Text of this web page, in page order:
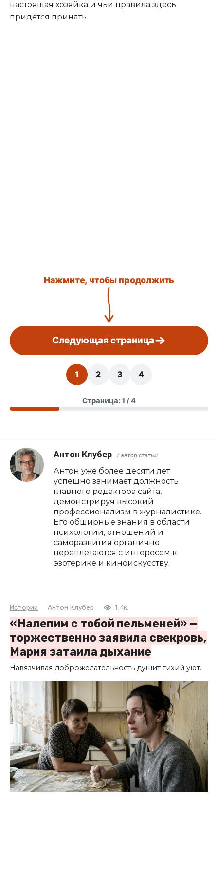
настоящая хозяйка и чьи правила здесь
придётся принять.
Нажмите, чтобы продолжить
Следующая страница
1 2 3 4
Страница: 1 / 4
Антон Клубер / автор статьи
Антон уже более десяти лет
успешно занимает должность
главного редактора сайта,
демонстрируя высокий
профессионализм в журналистике.
Его обширные знания в области
психологии, отношений и
саморазвития органично
переплетаются с интересом к
эзотерике и киноискусству.
Истории Антон Клубер 1.4к.
«Налепим с тобой пельменей» —
торжественно заявила свекровь,
Мария затаила дыхание
Навязчивая доброжелательность душит тихий уют.